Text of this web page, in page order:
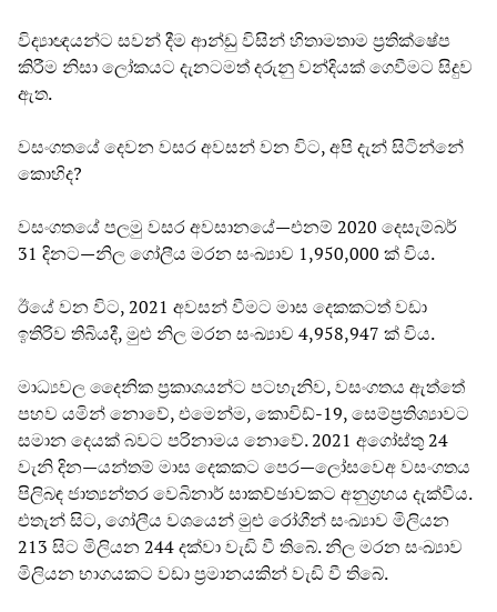
විද්‍යාඥයන්ට සවන් දීම ආන්ඩු විසින් හිතාමතාම ප්‍රතික්ෂේප
කිරීම නිසා ලෝකයට දැනටමත් දරුනු වන්දියක් ගෙවීමට සිදුව
ඇත.
වසංගතයේ දෙවන වසර අවසන් වන විට, අපි දැන් සිටින්නේ
කොහිද?
වසංගතයේ පලමු වසර අවසානයේ—එනම් 2020 දෙසැම්බර්
31 දිනට—නිල ගෝලීය මරන සංඛ්‍යාව 1,950,000 ක් විය.
ඊයේ වන විට, 2021 අවසන් වීමට මාස දෙකකටත් වඩා
ඉතිරිව තිබියදී, මුළු නිල මරන සංඛ්‍යාව 4,958,947 ක් විය.
මාධ්‍යවල දෛනික ප්‍රකාශයන්ට පටහැනිව, වසංගතය ඇත්තේ
පහව යමින් නොවේ, එමෙන්ම, කොවිඩ්-19, සෙම්ප්‍රතිශ්‍යාවට
සමාන දෙයක් බවට පරිනාමය නොවේ. 2021 අගෝස්තු 24
වැනි දින—යන්තම් මාස දෙකකට පෙර—ලෝසවෙඅ වසංගතය
පිලිබඳ ජාත්‍යන්තර වෙබිනාර් සාකච්ඡාවකට අනුග්‍රහය දැක්වීය.
එතැන් සිට, ගෝලීය වශයෙන් මුළු රෝගීන් සංඛ්‍යාව මිලියන
213 සිට මිලියන 244 දක්වා වැඩි වී තිබේ. නිල මරන සංඛ්‍යාව
මිලියන භාගයකට වඩා ප්‍රමානයකින් වැඩි වී තිබේ.